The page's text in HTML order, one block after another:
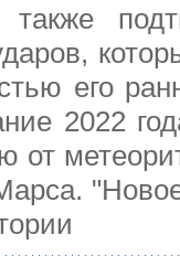
также
его
2022
от